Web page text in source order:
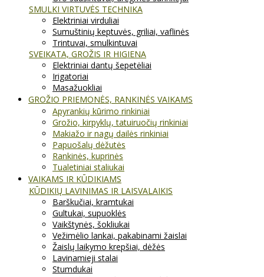
SMULKI VIRTUVĖS TECHNIKA
Elektriniai virduliai
Sumuštinių keptuvės, griliai, vaflinės
Trintuvai, smulkintuvai
SVEIKATA, GROŽIS IR HIGIENA
Elektriniai dantų šepetėliai
Irigatoriai
Masažuokliai
GROŽIO PRIEMONĖS, RANKINĖS VAIKAMS
Apyrankių kūrimo rinkiniai
Grožio, kirpyklų, tatuiruočių rinkiniai
Makiažo ir nagų dailės rinkiniai
Papuošalų dėžutės
Rankinės, kuprinės
Tualetiniai staliukai
VAIKAMS IR KŪDIKIAMS
KŪDIKIŲ LAVINIMAS IR LAISVALAIKIS
Barškučiai, kramtukai
Gultukai, supuoklės
Vaikštynės, šokliukai
Vežimėlio lankai, pakabinami žaislai
Žaislų laikymo krepšiai, dėžės
Lavinamieji stalai
Stumdukai